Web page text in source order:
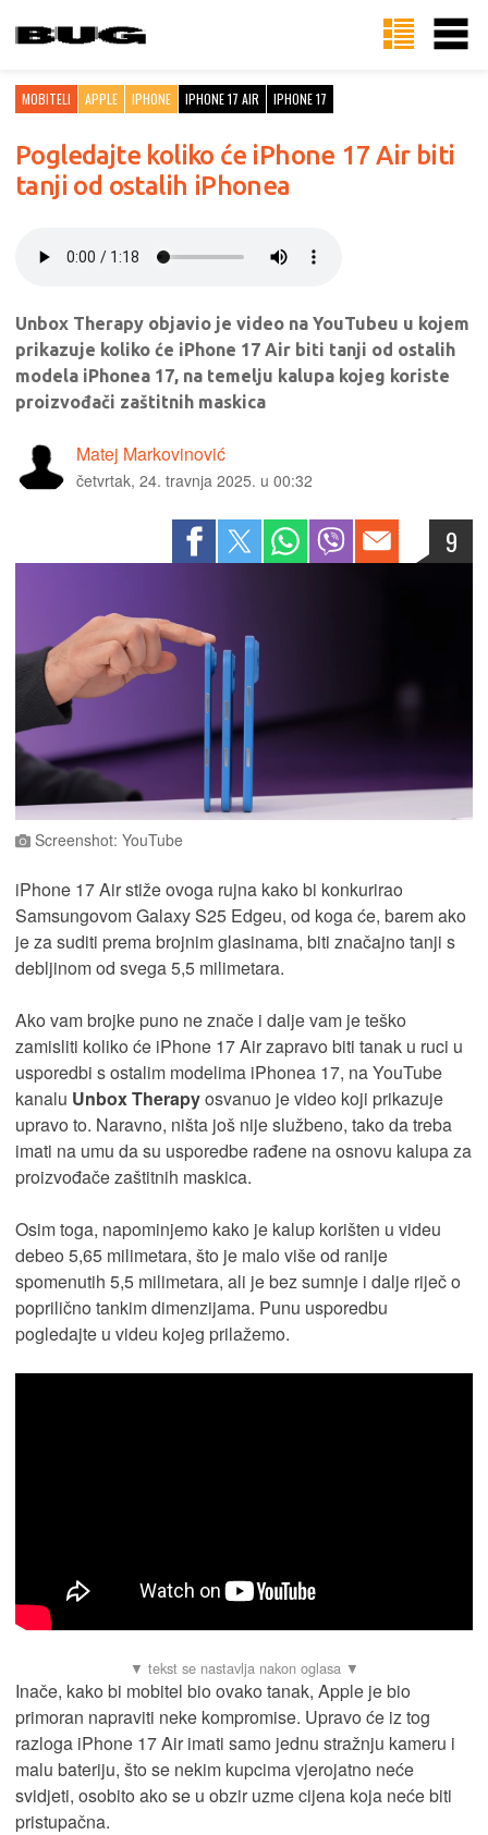
MOBITELI APPLE IPHONE IPHONE 17 AIR IPHONE 17
Pogledajte koliko će iPhone 17 Air biti
tanji od ostalih iPhonea
Unbox Therapy objavio je video na YouTubeu u kojem
prikazuje koliko će iPhone 17 Air biti tanji od ostalih
modela iPhonea 17, na temelju kalupa kojeg koriste
proizvođači zaštitnih maskica
Matej Markovinović
četvrtak, 24. travnja 2025. u 00:32
9
Screenshot: YouTube
iPhone 17 Air stiže ovoga rujna kako bi konkurirao
Samsungovom Galaxy S25 Edgeu, od koga će, barem ako
je za suditi prema brojnim glasinama, biti značajno tanji s
debljinom od svega 5,5 milimetara.
Ako vam brojke puno ne znače i dalje vam je teško
zamisliti koliko će iPhone 17 Air zapravo biti tanak u ruci u
usporedbi s ostalim modelima iPhonea 17, na YouTube
kanalu Unbox Therapyosvanuo je video koji prikazuje
upravo to. Naravno, ništa još nije službeno, tako da treba
imati na umu da su usporedbe rađene na osnovu kalupa za
proizvođače zaštitnih maskica.
Osim toga, napominjemo kako je kalup korišten u videu
debeo 5,65 milimetara, što je malo više od ranije
spomenutih 5,5 milimetara, ali je bez sumnje i dalje riječ o
poprilično tankim dimenzijama. Punu usporedbu
pogledajte u videu kojeg prilažemo.
Inače, kako bi mobitel bio ovako tanak, Apple je bio
primoran napraviti neke kompromise. Upravo će iz tog
razloga iPhone 17 Air imati samo jednu stražnju kameru i
malu bateriju, što se nekim kupcima vjerojatno neće
svidjeti, osobito ako se u obzir uzme cijena koja neće biti
pristupačna.